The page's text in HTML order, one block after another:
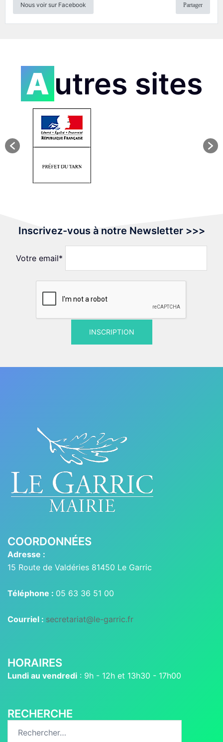
Nous voir sur Facebook Partager
Autres sites
Inscrivez-vous à notre Newsletter >>>
Votre email*
COORDONNÉES
Adresse :
15 Route de Valdéries 81450 Le Garric
Téléphone : 05 63 36 51 00
Courriel : secretariat@le-garric.fr
HORAIRES
Lundi au vendredi : 9h - 12h et 13h30 - 17h00
RECHERCHE